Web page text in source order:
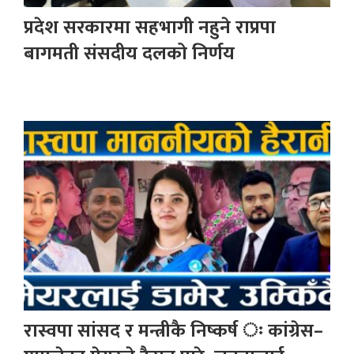
प्रदेश सरकारमा सहभागी नहुने राप्रपा
बागमती संसदीय दलको निर्णय
रास्वपा सांसद र मन्त्रीकै निष्कर्ष ः कांग्रेस–